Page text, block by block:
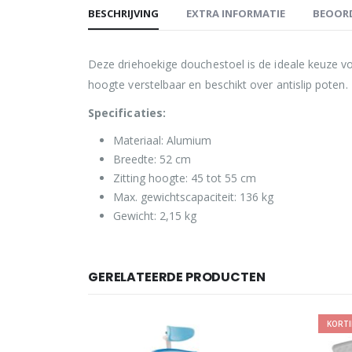
BESCHRIJVING EXTRA INFORMATIE
Deze driehoekige douchestoel is de ideale keuze
hoogte verstelbaar en beschikt over antislip poten.
Specificaties:
Materiaal: Alumium
Breedte: 52 cm
Zitting hoogte: 45 tot 55 cm
Max. gewichtscapaciteit: 136 kg
Gewicht: 2,15 kg
GERELATEERDE PRODUCTEN